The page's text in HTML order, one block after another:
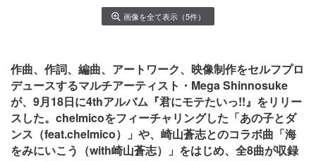
画像を全て表示（5件）
作曲、作詞、編曲、アートワーク、映像制作をセルフプロ
デュースするマルチアーティスト・Mega Shinnosuke
が、9月18日に4thアルバム『君にモテたいっ!!』をリリー
スした。chelmicoをフィーチャリングした「あの子とダ
ンス（feat.chelmico）」や、崎山蒼志とのコラボ曲「海
をみにいこう（with崎山蒼志）」をはじめ、全8曲が収録